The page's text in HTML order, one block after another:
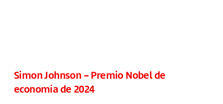
Simon Johnson – Premio Nobel de
economía de 2024